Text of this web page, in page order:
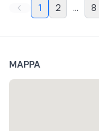
1 2 ... 8
MAPPA